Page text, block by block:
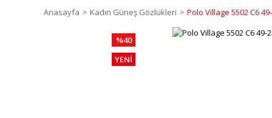
Anasayfa Kadın Güneş Gözlükleri Polo Village 5502 C6
%40
YENİ